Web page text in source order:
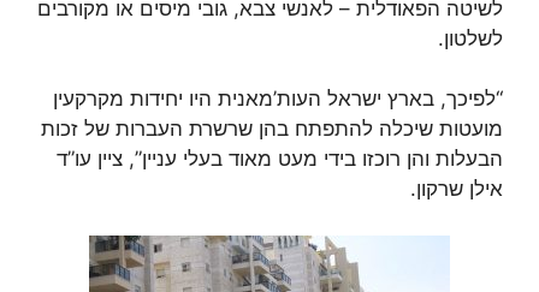
לשיטה הפאודלית – לאנשי צבא, גובי מיסים או מקורבים
לשלטון.
“לפיכך, בארץ ישראל העות’מאנית היו יחידות מקרקעין
מועטות שיכלה להתפתח בהן שרשרת העברות של זכות
הבעלות והן רוכזו בידי מעט מאוד בעלי עניין”, ציין עו”ד
אילן שרקון.